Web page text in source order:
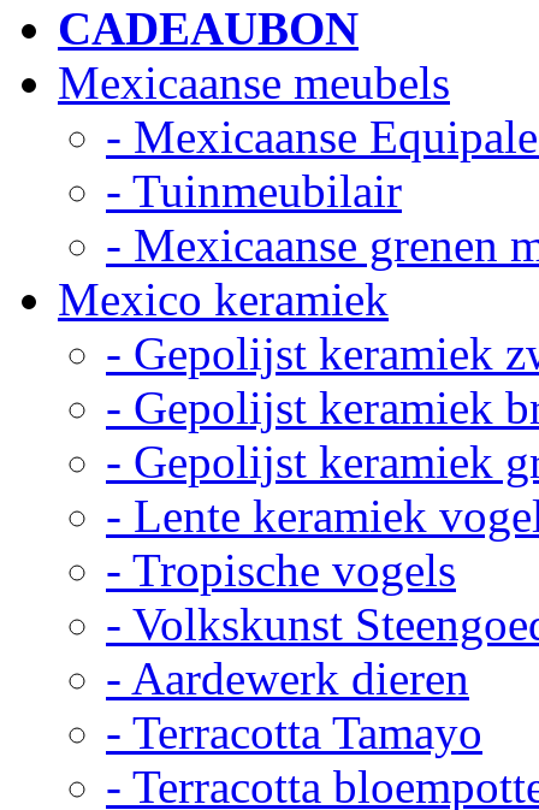
CADEAUBON
Mexicaanse meubels
- Mexicaanse
- Tuinmeubilair
- Mexicaanse grenen
Mexico keramiek
- Gepolijst keramiek
- Gepolijst keramiek
- Gepolijst keramiek
- Lente keramiek
- Tropische vogels
- Volkskunst
- Aardewerk dieren
- Terracotta Tamayo
- Terracotta